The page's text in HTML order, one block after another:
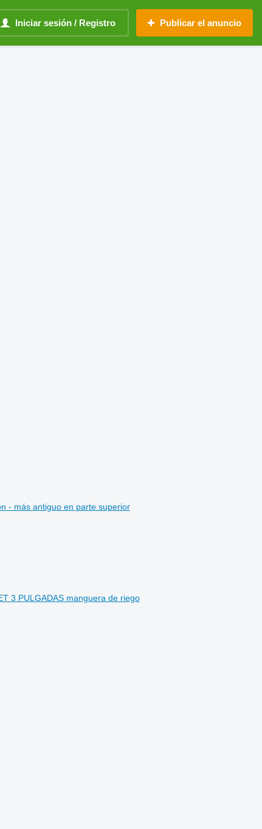
Iniciar sesión / Registro Publicar el anuncio
- más antiguo en parte superior
3 PULGADAS manguera de riego